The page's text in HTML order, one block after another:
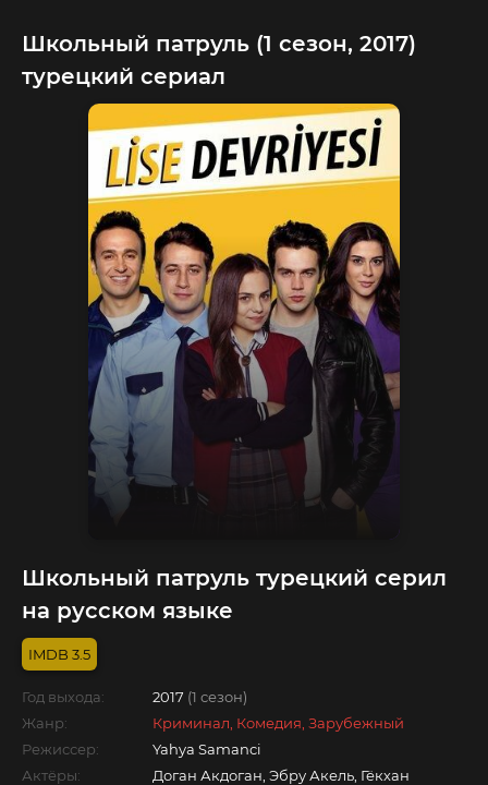
Школьный патруль (1 сезон, 2017)
турецкий сериал
Школьный патруль турецкий серил
на русском языке
3.5
Год выхода: 2017 (1 сезон)
Жанр:
Криминал, Комедия, Зарубежный
Режиссер:
Yahya Samanci
Актёры:
Доган Акдоган, Эбру Акель, Гёкхан